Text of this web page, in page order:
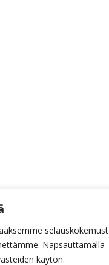
Napsauttamalla
käytön.